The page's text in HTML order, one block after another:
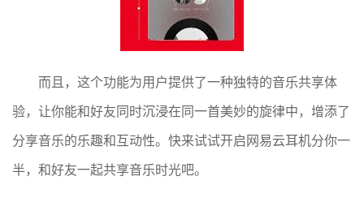
而且，这个功能为用户提供了一种独特的音乐共享体
验，让你能和好友同时沉浸在同一首美妙的旋律中，增添了
分享音乐的乐趣和互动性。快来试试开启网易云耳机分你一
半，和好友一起共享音乐时光吧。